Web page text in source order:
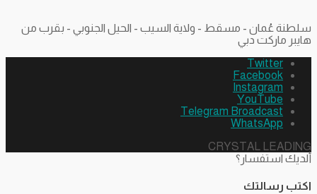
سلطنة عُمان - مسقط - ولاية السيب - الحيل الجنوبي - بقرب من
هايبر ماركت دبي
Twitter
Facebook
Instagram
YouTube
Telegram Broadcast
WhatsApp
CRYSTAL LEADING
ألديك استفسار؟
اكتب رسالتك